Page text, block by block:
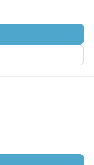
所属する芸能
長。毒が入っ
ウイスキーを
取りに服部憲
岡祐一の親戚
が賢くはな